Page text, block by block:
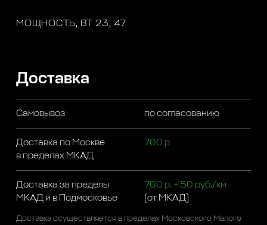
МОЩНОСТЬ, ВТ 23, 47
Доставка
Самовывоз по согласованию
Доставка по Москве
в пределах МКАД
700 р
Доставка за пределы
МКАД и в Подмосковье
700 р. + 50 руб./км
(от МКАД)
Доставка осуществляется в пределах Московского Малого